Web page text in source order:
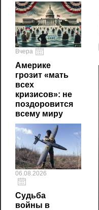
Вчера
Америке
грозит «мать
всех
кризисов»: не
поздоровится
всему миру
06.08.2026
Судьба
войны в